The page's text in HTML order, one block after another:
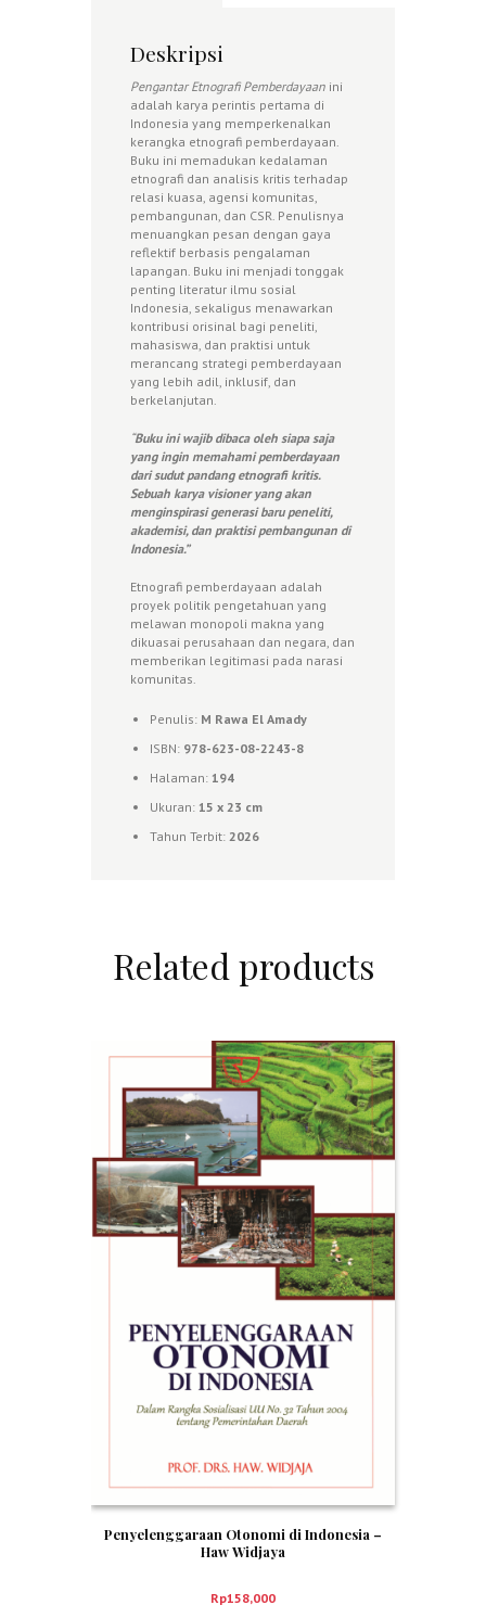
Deskripsi
Pengantar Etnografi Pemberdayaan ini
adalah karya perintis pertama di
Indonesia yang memperkenalkan
kerangka etnografi pemberdayaan.
Buku ini memadukan kedalaman
etnografi dan analisis kritis terhadap
relasi kuasa, agensi komunitas,
pembangunan, dan CSR. Penulisnya
menuangkan pesan dengan gaya
reflektif berbasis pengalaman
lapangan. Buku ini menjadi tonggak
penting literatur ilmu sosial
Indonesia, sekaligus menawarkan
kontribusi orisinal bagi peneliti,
mahasiswa, dan praktisi untuk
merancang strategi pemberdayaan
yang lebih adil, inklusif, dan
berkelanjutan.
“Buku ini wajib dibaca oleh siapa saja
yang ingin memahami pemberdayaan
dari sudut pandang etnografi kritis.
Sebuah karya visioner yang akan
menginspirasi generasi baru peneliti,
akademisi, dan praktisi pembangunan di
Indonesia.”
Etnografi pemberdayaan adalah
proyek politik pengetahuan yang
melawan monopoli makna yang
dikuasai perusahaan dan negara, dan
memberikan legitimasi pada narasi
komunitas.
Penulis: M Rawa El Amady
ISBN: 978-623-08-2243-8
Halaman: 194
Ukuran: 15 x 23 cm
Tahun Terbit: 2026
Related products
Penyelenggaraan Otonomi di Indonesia –
Haw Widjaya
Rp158,000